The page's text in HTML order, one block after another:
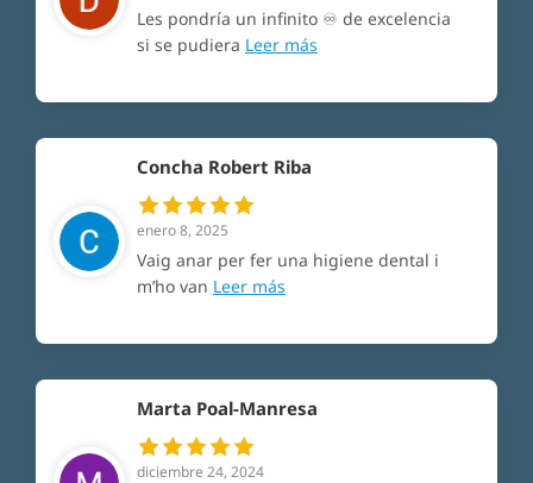
Les pondría un infinito ♾️ de excelencia
si se pudiera Leer más
Concha Robert Riba
enero 8, 2025
Vaig anar per fer una higiene dental i
m’ho van Leer más
Marta Poal-Manresa
diciembre 24, 2024